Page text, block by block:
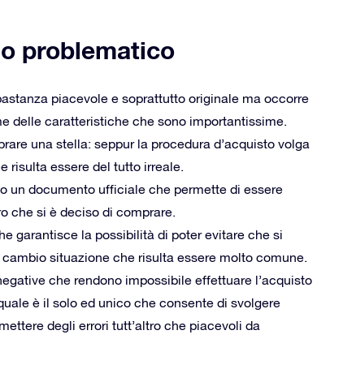
problematico
piacevole e soprattutto originale ma occorre
delle caratteristiche che sono importantissime.
una stella: seppur la procedura d’acquisto volga
risulta essere del tutto irreale.
un documento ufficiale che permette di essere
che si è deciso di comprare.
garantisce la possibilità di poter evitare che si
situazione che risulta essere molto comune.
che rendono impossibile effettuare l’acquisto
è il solo ed unico che consente di svolgere
degli errori tutt’altro che piacevoli da